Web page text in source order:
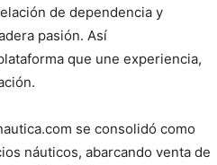
de dependencia y
pasión. Así
que une experiencia,
se consolidó como
náuticos, abarcando venta de